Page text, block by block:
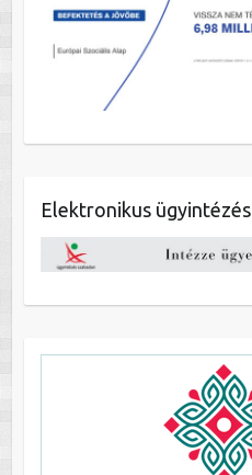
Elektronikus ügyintézés